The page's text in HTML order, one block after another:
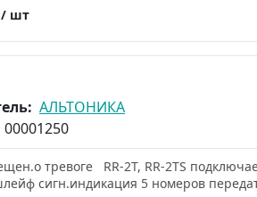
/ шт
АЛЬТОНИКА
00001250
тревоге RR-2T, RR-2TS
сигн.индикация 5 номеров